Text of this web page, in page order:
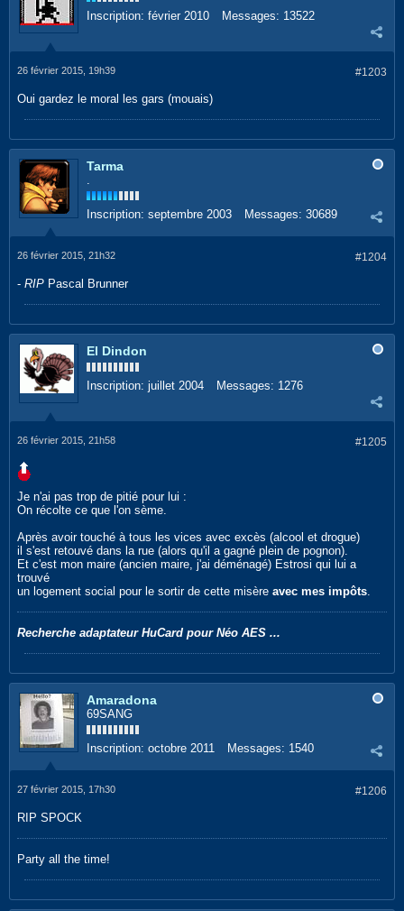
Inscription: février 2010 Messages: 13522
#1203
26 février 2015, 19h39
Oui gardez le moral les gars (mouais)
Tarma
.
Inscription: septembre 2003 Messages: 30689
#1204
26 février 2015, 21h32
- RIP Pascal Brunner
El Dindon
Inscription: juillet 2004 Messages: 1276
#1205
26 février 2015, 21h58
Je n'ai pas trop de pitié pour lui :
On récolte ce que l'on sème.
Après avoir touché à tous les vices avec excès (alcool et drogue)
il s'est retouvé dans la rue (alors qu'il a gagné plein de pognon).
Et c'est mon maire (ancien maire, j'ai déménagé) Estrosi qui lui a
trouvé
un logement social pour le sortir de cette misère avec mes impôts.
Recherche adaptateur HuCard pour Néo AES ...
Amaradona
69SANG
Inscription: octobre 2011 Messages: 1540
#1206
27 février 2015, 17h30
RIP SPOCK
Party all the time!